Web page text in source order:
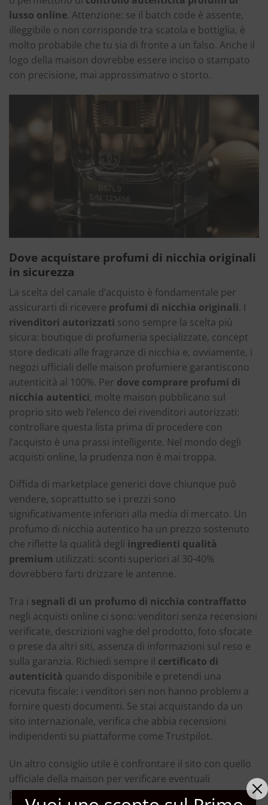
lusso online. Attenzione: se il batch code è assente,
illeggibile o non corrisponde tra scatola e bottiglia, è
molto probabile che tu sia di fronte a un falso. Anche il
logo della maison dovrebbe essere inciso o stampato
con precisione, mai approssimativo o storto.
Dove acquistare profumi di nicchia originali
in sicurezza
La scelta del canale d’acquisto è fondamentale per
assicurarti di ricevere profumi di nicchia originali. I
rivenditori autorizzati sono sempre la scelta più
sicura: boutique di profumeria specializzate, concept
store dedicati alle fragranze di nicchia e, ovviamente, i
negozi ufficiali delle maison profumiere garantiscono
autenticità al 100%. Per dove comprare profumi di
nicchia autentici, molte maison pubblicano sul
proprio sito web l’elenco dei rivenditori autorizzati:
controllare questa lista prima di procedere con
l’acquisto è una prassi intelligente. Nel mondo degli
acquisti online, la prudenza non è mai troppa.
Diffida di marketplace generici dove chiunque può
vendere, soprattutto se i prezzi sono
significativamente inferiori alla media di mercato. Un
profumo di nicchia autentico ha un prezzo sostenuto
che riflette la qualità degli ingredienti qualità
premium utilizzati: sconti superiori al 30-40%
dovrebbero farti drizzare le antenne.
Tra i segnali di un profumo di nicchia contraffatto
negli acquisti online ci sono: venditori senza recensioni
verificate, descrizioni vaghe del prodotto, foto sfocate
o prese da altri siti, assenza di informazioni sul reso e
sulla garanzia. Richiedi sempre il certificato di
autenticità quando disponibile e pretendi una
ricevuta fiscale: i venditori seri non hanno problemi a
fornire questi documenti. Se stai acquistando da un
sito internazionale, verifica che abbia recensioni
indipendenti su piattaforme come Trustpilot.
Un altro consiglio utile è confrontare il sito con quello
ufficiale della maison per verificare eventuali
partnership o menzioni. A proposito di acquisti